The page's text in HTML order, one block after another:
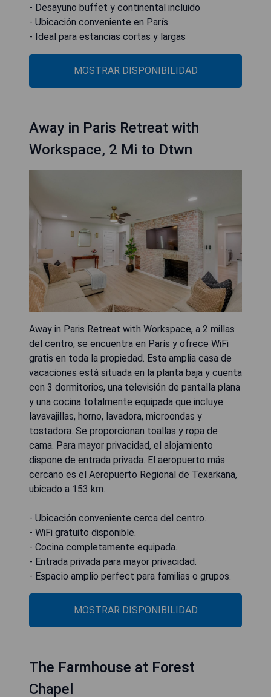
- Desayuno buffet y continental incluido
- Ubicación conveniente en París
- Ideal para estancias cortas y largas
MOSTRAR DISPONIBILIDAD
Away in Paris Retreat with
Workspace, 2 Mi to Dtwn
Away in Paris Retreat with Workspace, a 2 millas
del centro, se encuentra en París y ofrece WiFi
gratis en toda la propiedad. Esta amplia casa de
vacaciones está situada en la planta baja y cuenta
con 3 dormitorios, una televisión de pantalla plana
y una cocina totalmente equipada que incluye
lavavajillas, horno, lavadora, microondas y
tostadora. Se proporcionan toallas y ropa de
cama. Para mayor privacidad, el alojamiento
dispone de entrada privada. El aeropuerto más
cercano es el Aeropuerto Regional de Texarkana,
ubicado a 153 km.
- Ubicación conveniente cerca del centro.
- WiFi gratuito disponible.
- Cocina completamente equipada.
- Entrada privada para mayor privacidad.
- Espacio amplio perfect para familias o grupos.
MOSTRAR DISPONIBILIDAD
The Farmhouse at Forest
Chapel